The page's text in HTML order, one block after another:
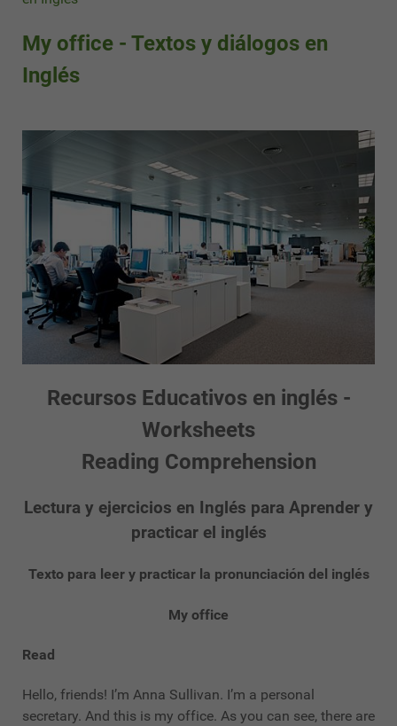
My office - Textos y diálogos en
Inglés
Recursos Educativos en inglés -
Worksheets
Reading Comprehension
Lectura y ejercicios en Inglés para Aprender y
practicar el inglés
Texto para leer y practicar la pronunciación del inglés
My office
Read
Hello, friends! I’m Anna Sullivan. I’m a personal
secretary. And this is my office. As you can see, there are